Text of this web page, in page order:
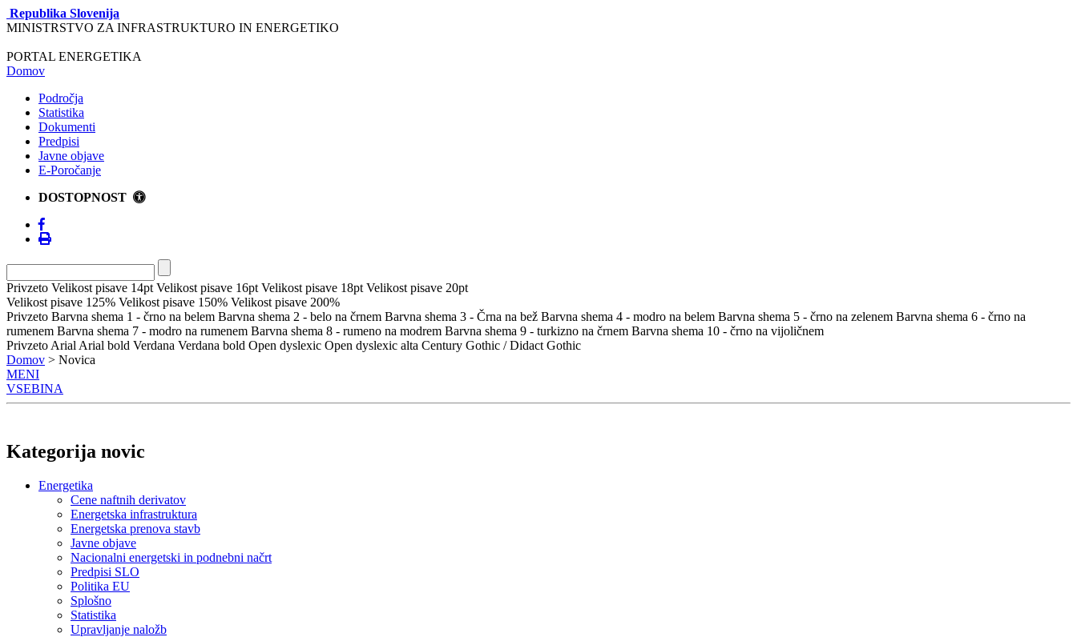
Republika Slovenija
MINISTRSTVO ZA INFRASTRUKTURO IN ENERGETIKO
PORTAL ENERGETIKA
Domov
Področja
Statistika
Dokumenti
Predpisi
Javne objave
E-Poročanje
DOSTOPNOST
Privzeto Velikost pisave 14pt Velikost pisave 16pt Velikost pisave 18pt Velikost pisave 20pt
Velikost pisave 125% Velikost pisave 150% Velikost pisave 200%
Privzeto Barvna shema 1 - črno na belem Barvna shema 2 - belo na črnem Barvna shema 3 - Črna na bež Barvna shema 4 - modro na belem Barvna shema 5 - črno na zelenem Barvna shema 6 - črno na
rumenem Barvna shema 7 - modro na rumenem Barvna shema 8 - rumeno na modrem Barvna shema 9 - turkizno na črnem Barvna shema 10 - črno na vijoličnem
Privzeto Arial Arial bold Verdana Verdana bold Open dyslexic Open dyslexic alta Century Gothic / Didact Gothic
Domov > Novica
MENI
VSEBINA
Kategorija novic
Energetika
Cene naftnih derivatov
Energetska infrastruktura
Energetska prenova stavb
Javne objave
Nacionalni energetski in podnebni načrt
Predpisi SLO
Politika EU
Splošno
Statistika
Upravljanje naložb